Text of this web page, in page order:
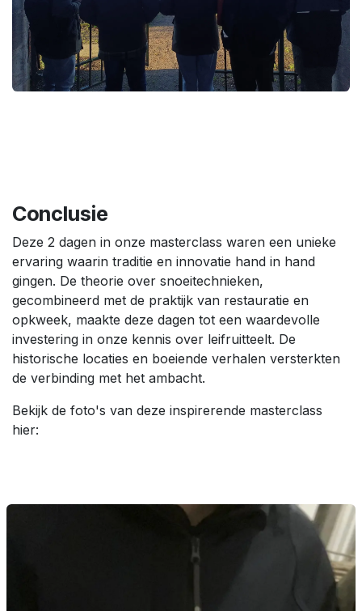
Conclusie
Deze 2 dagen in onze masterclass waren een unieke
ervaring waarin traditie en innovatie hand in hand
gingen. De theorie over snoeitechnieken,
gecombineerd met de praktijk van restauratie en
opkweek, maakte deze dagen tot een waardevolle
investering in onze kennis over leifruitteelt. De
historische locaties en boeiende verhalen versterkten
de verbinding met het ambacht.
Bekijk de foto's van deze inspirerende masterclass
hier: